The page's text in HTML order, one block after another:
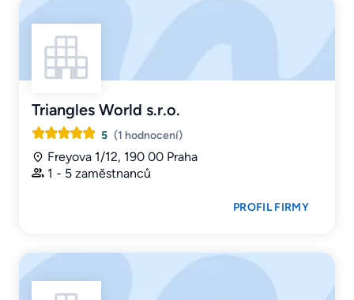
Triangles World s.r.o.
5 (1 hodnocení)
Freyova 1/12, 190 00 Praha
1 - 5 zaměstnanců
PROFIL FIRMY